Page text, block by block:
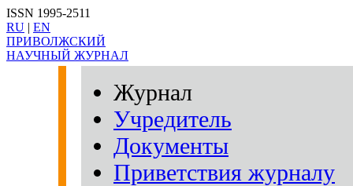
ISSN 1995-2511
RU | EN
ПРИВОЛЖСКИЙ
НАУЧНЫЙ ЖУРНАЛ
Журнал
Учредитель
Документы
Приветствия журналу